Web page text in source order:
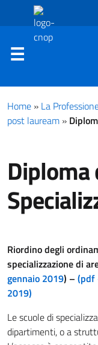
Home » La
post lauream »
Diploma
Riordino degli
specializzazione di
gennaio 2019) – (pdf
2019)
Le scuole di
dipartimenti, o a